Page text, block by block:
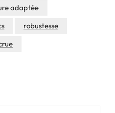
adaptée
robustesse